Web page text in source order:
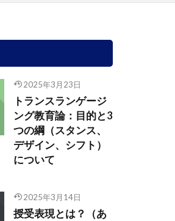
2025年3月23日
トランスランゲージ
ング教育論：目的と3
つの綱（スタンス、
デザイン、シフト）
について
2025年3月14日
授受表現とは？（あ